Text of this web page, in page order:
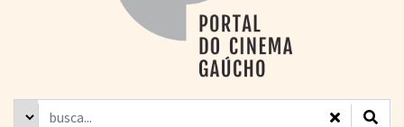
> BIBLIOTECA
ROMEU GRIMALDI
CARTAZ
> GRADE SEMANAL